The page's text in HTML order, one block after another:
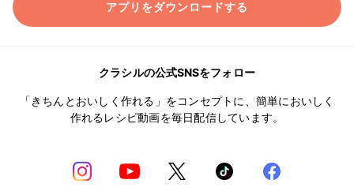
アプリをダウンロードする
クラシルの公式SNSをフォロー
「きちんとおいしく作れる」をコンセプトに、簡単においしく
作れるレシピ動画を毎日配信しています。